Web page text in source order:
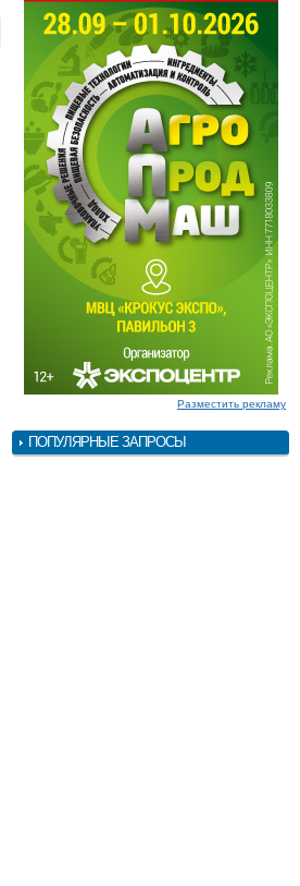
Разместить рекламу
ПОПУЛЯРНЫЕ ЗАПРОСЫ